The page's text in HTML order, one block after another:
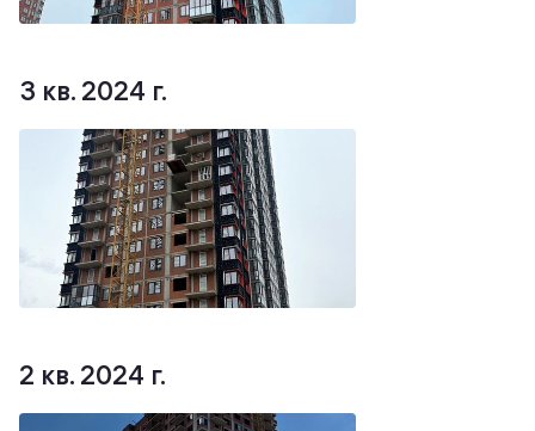
3 кв. 2024 г.
2 кв. 2024 г.